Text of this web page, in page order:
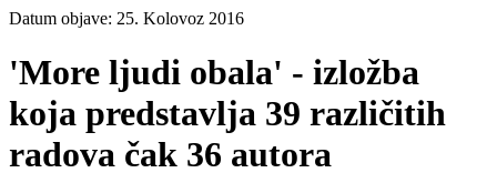
Datum objave: 25. Kolovoz 2016
'More ljudi obala' - izložba
koja predstavlja 39 različitih
radova čak 36 autora